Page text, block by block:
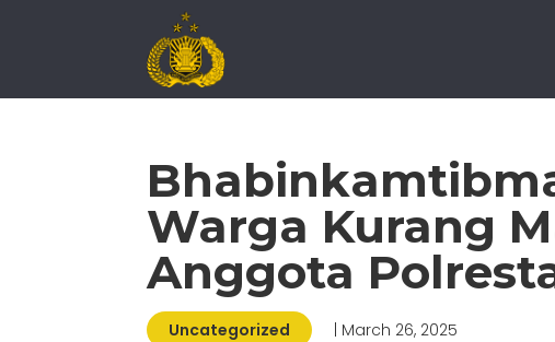
Warga Kurang
Anggota
Uncategorized | March 26, 2025